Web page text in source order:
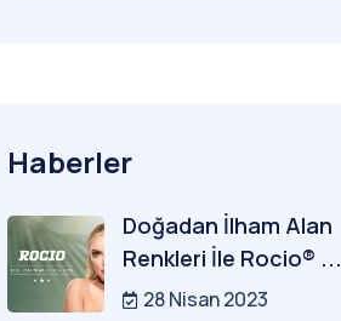
Haberler
Doğadan İlham Alan
Renkleri İle Rocio® ...
28 Nisan 2023